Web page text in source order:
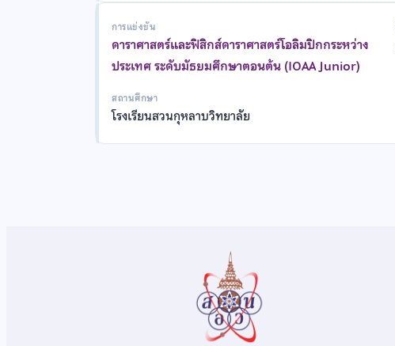
การแข่งขัน
ดาราศาสตร์และฟิสิกส์ดาราศาสตร์โอลิมปิกกระหว่าง
ประเทศ ระดับมัธยมศึกษาตอนต้น (IOAA Junior)
สถานศึกษา
โรงเรียนสวนกุหลาบวิทยาลัย